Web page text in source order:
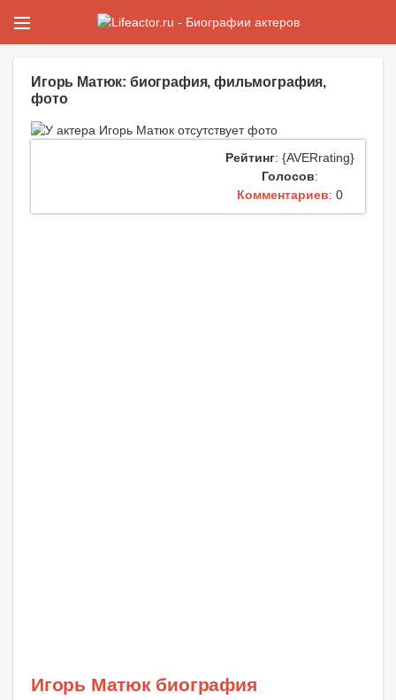
Игорь Матюк: биография, фильмография,
фото
Рейтинг: {AVERrating}
Голосов:
Комментариев: 0
Игорь Матюк биография